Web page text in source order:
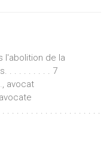
l'abolition de la
. . . . . . . . . 7
avocat
. . . . . . . . . . . . . . . . . . .